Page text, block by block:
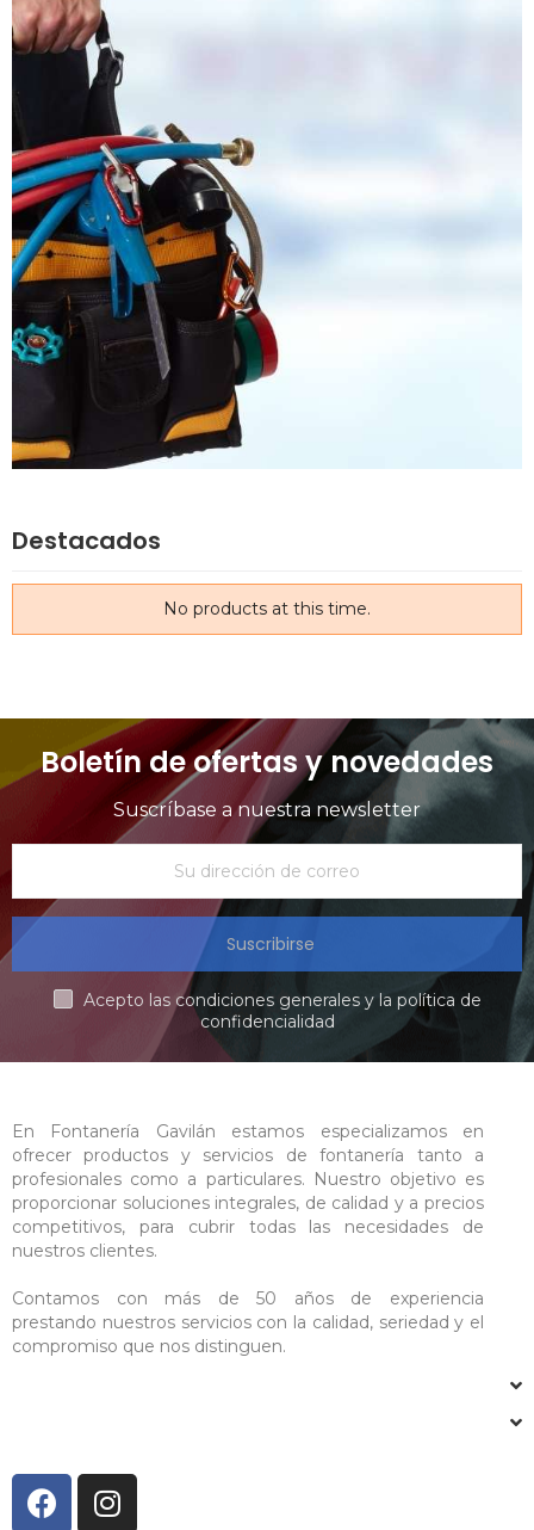
Destacados
No products at this time.
Boletín de ofertas y novedades
Suscríbase a nuestra newsletter
Suscribirse
Acepto las condiciones generales y la política de
confidencialidad
En Fontanería Gavilán estamos especializamos en
ofrecer productos y servicios de fontanería tanto a
profesionales como a particulares. Nuestro objetivo es
proporcionar soluciones integrales, de calidad y a precios
competitivos, para cubrir todas las necesidades de
nuestros clientes.
Contamos con más de 50 años de experiencia
prestando nuestros servicios con la calidad, seriedad y el
compromiso que nos distinguen.